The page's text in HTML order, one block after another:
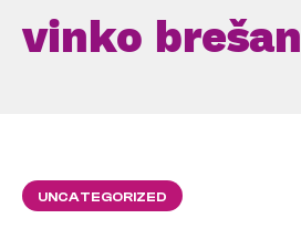
vinko brešan
UNCATEGORIZED